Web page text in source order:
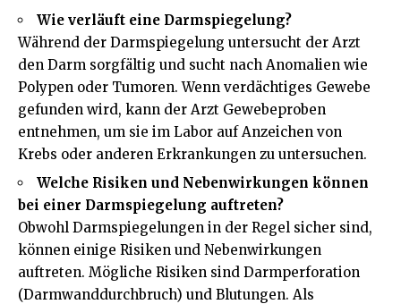
Wie verläuft eine Darmspiegelung?
Während der Darmspiegelung untersucht der Arzt
den Darm sorgfältig und sucht nach Anomalien wie
Polypen oder Tumoren. Wenn verdächtiges Gewebe
gefunden wird, kann der Arzt Gewebeproben
entnehmen, um sie im Labor auf Anzeichen von
Krebs oder anderen Erkrankungen zu untersuchen.
Welche Risiken und Nebenwirkungen können
bei einer Darmspiegelung auftreten?
Obwohl Darmspiegelungen in der Regel sicher sind,
können einige Risiken und Nebenwirkungen
auftreten. Mögliche Risiken sind Darmperforation
(Darmwanddurchbruch) und Blutungen. Als